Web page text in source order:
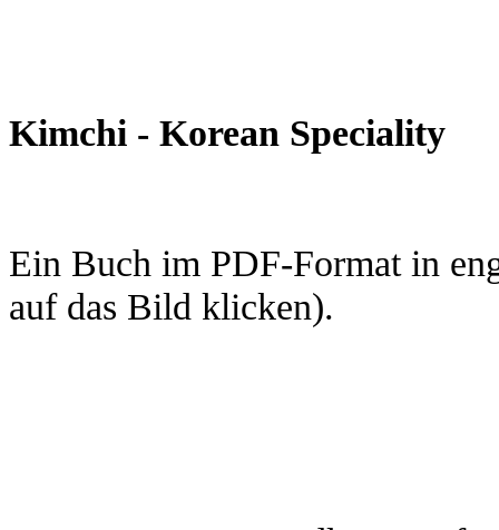
Kimchi - Korean Speciality
Ein Buch im PDF-Format in
auf das Bild klicken).